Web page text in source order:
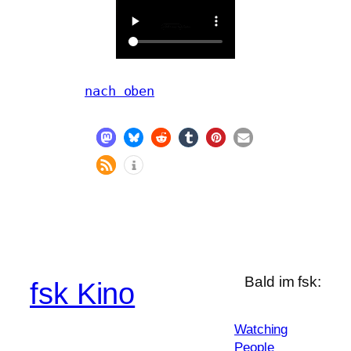
nach oben
fsk Kino Bald im fsk:
Watching
People